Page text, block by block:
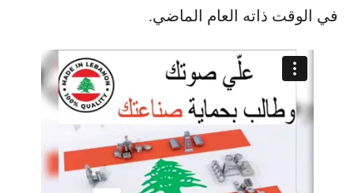
في الوقت ذاته العام الماضي.